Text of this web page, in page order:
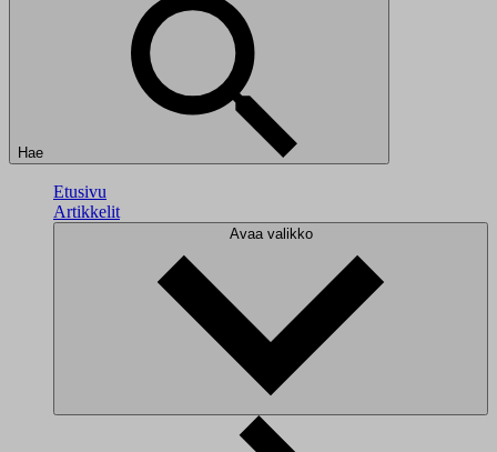
Hae
Etusivu
Artikkelit
Avaa valikko